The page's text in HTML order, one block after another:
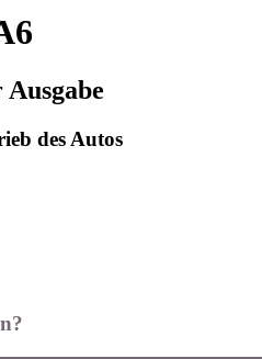
Ausgabe
des Autos